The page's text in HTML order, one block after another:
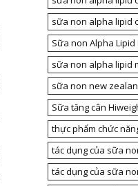
sữa non alpha lipid
Sữa non Alpha Lipid
sữa non alpha lipid
sữa non new
Sữa tăng cân
thực phẩm chức
tác dụng của sữa
tác dụng của sữa